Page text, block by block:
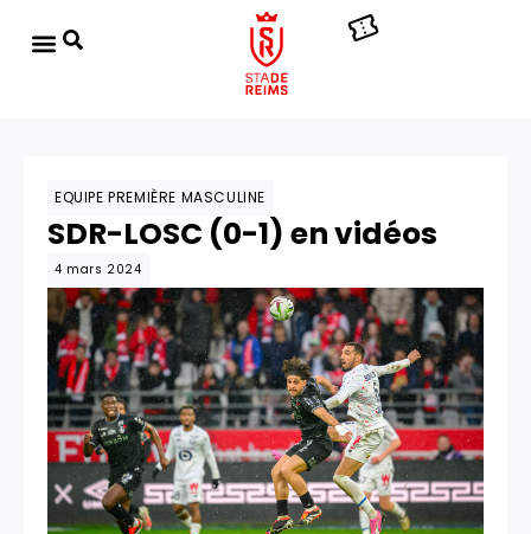
EQUIPE PREMIÈRE MASCULINE
SDR-LOSC (0-1) en vidéos
4 mars 2024